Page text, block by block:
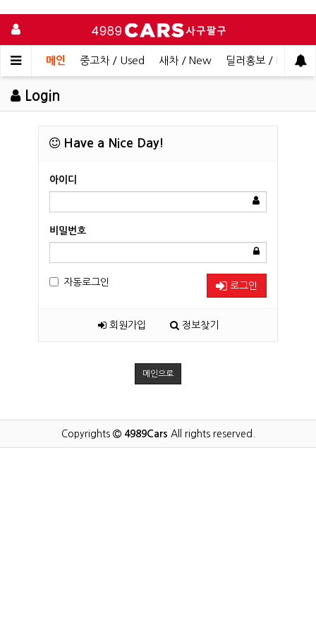
메인 중고차 / Used 새차 / New 딜러홍보 / Dealer
Login
Have a Nice Day!
아이디
비밀번호
자동로그인 로그인
회원가입 정보찾기
메인으로
Copyrights 4989Cars All rights reserved.